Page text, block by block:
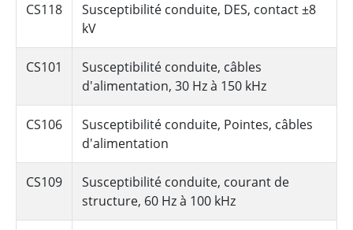
CS118
Susceptibilité conduite, DES, contact ±8
kV
CS101
Susceptibilité conduite, câbles
d'alimentation, 30 Hz à 150 kHz
CS106
Susceptibilité conduite, Pointes, câbles
d'alimentation
CS109
Susceptibilité conduite, courant de
structure, 60 Hz à 100 kHz